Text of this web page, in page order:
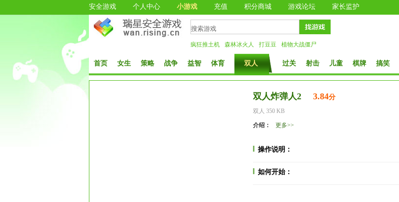
安全游戏 个人中心 小游戏 充值 积分商城 游戏论坛 家长监护
疯狂推土机 森林冰火人 打豆豆 植物大战僵尸
首页 女生 策略 战争 益智 体育 双人 过关 射击 儿童 棋牌 搞笑
双人炸弹人2 3.84分
双人 350 KB
介绍： 更多>>
操作说明：
如何开始：